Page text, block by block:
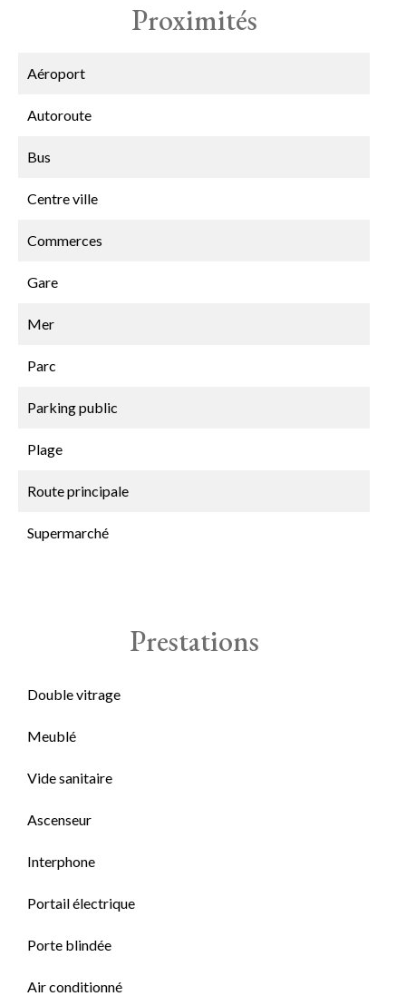
Proximités
Aéroport
Autoroute
Bus
Centre ville
Commerces
Gare
Mer
Parc
Parking public
Plage
Route principale
Supermarché
Prestations
Double vitrage
Meublé
Vide sanitaire
Ascenseur
Interphone
Portail électrique
Porte blindée
Air conditionné